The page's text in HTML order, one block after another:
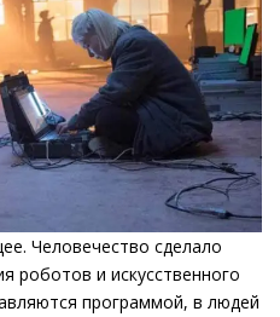
Человечество сделало
роботов и искусственного
программой, в людей